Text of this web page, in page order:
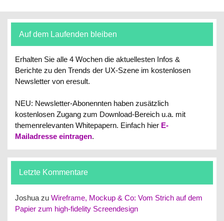
Auf dem Laufenden bleiben
Erhalten Sie alle 4 Wochen die aktuellesten Infos &
Berichte zu den Trends der UX-Szene im kostenlosen
Newsletter von eresult.
NEU: Newsletter-Abonennten haben zusätzlich
kostenlosen Zugang zum Download-Bereich u.a. mit
themenrelevanten Whitepapern. Einfach hier E-
Mailadresse eintragen.
Letzte Kommentare
Joshua zuWireframe, Mockup & Co: Vom Strich auf dem
Papier zum high-fidelity Screendesign